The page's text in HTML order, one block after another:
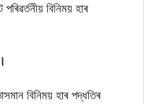
বিনিময় হাৰ
বিনিময় হাৰ পদ্ধতিৰ